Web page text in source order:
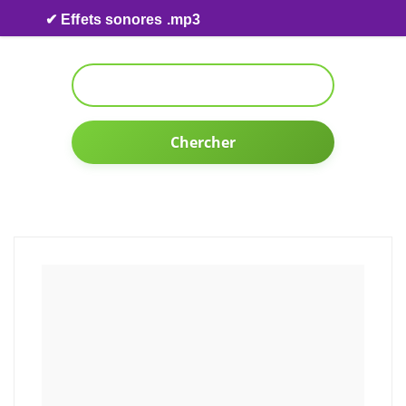
Skip to content
✔ Effets sonores .mp3
Chercher